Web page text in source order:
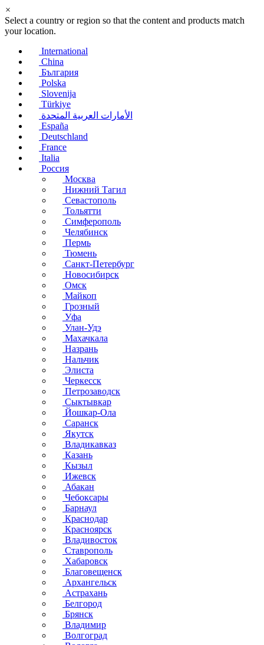
×
Select a country or region so that the content and products match
your location.
International
China
България
Polska
Slovenija
Türkiye
الأمارات العربية المتحدة
España
Deutschland
France
Italia
Россия
Москва
Нижний Тагил
Севастополь
Тольятти
Симферополь
Челябинск
Пермь
Тюмень
Санкт-Петербург
Новосибирск
Омск
Майкоп
Грозный
Уфа
Улан-Удэ
Махачкала
Назрань
Нальчик
Элиста
Черкесск
Петрозаводск
Сыктывкар
Йошкар-Ола
Саранск
Якутск
Владикавказ
Казань
Кызыл
Ижевск
Абакан
Чебоксары
Барнаул
Краснодар
Красноярск
Владивосток
Ставрополь
Хабаровск
Благовещенск
Архангельск
Астрахань
Белгород
Брянск
Владимир
Волгоград